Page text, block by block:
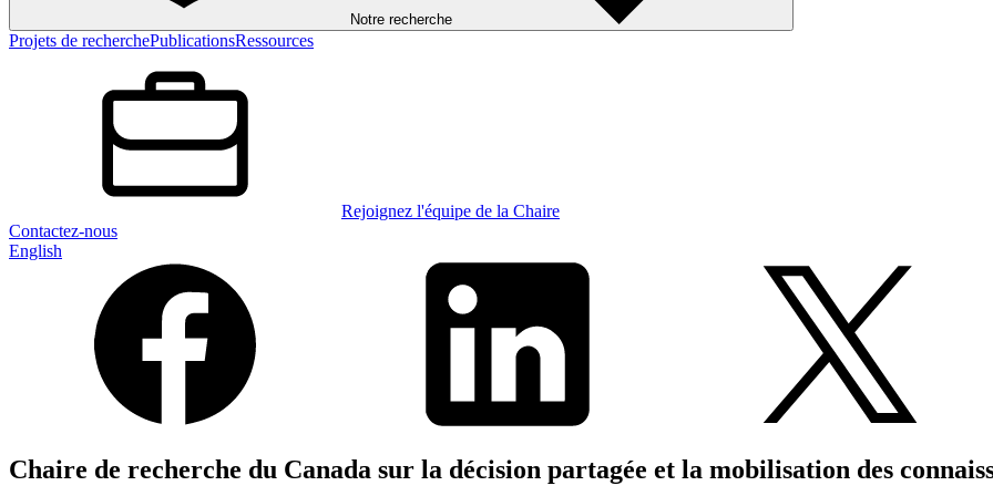
Notre recherche
Projets de recherchePublicationsRessources
Rejoignez l'équipe de la Chaire
Contactez-nous
English
Chaire de recherche du Canada sur la décision partagée et la mobilisation des